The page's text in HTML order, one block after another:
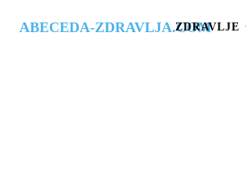
ABECEDA-ZDRAVLJA.COM
ZDRAVLJE